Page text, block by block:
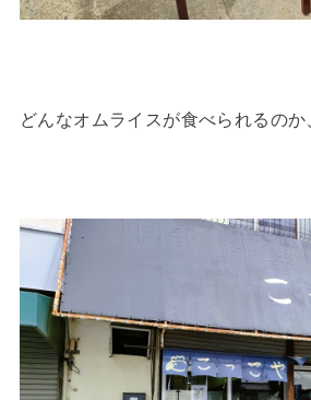
どんなオムライスが食べられるのか